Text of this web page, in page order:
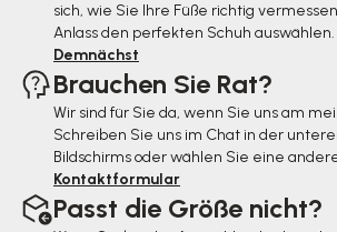
sich, wie Sie Ihre Füße richtig
Anlass den perfekten Schuh auswählen.
Demnächst
Brauchen Sie Rat?
Wir sind für Sie da, wenn Sie uns am
Schreiben Sie uns im Chat in der
Bildschirms oder wählen Sie eine
Kontaktformular
Passt die Größe nicht?